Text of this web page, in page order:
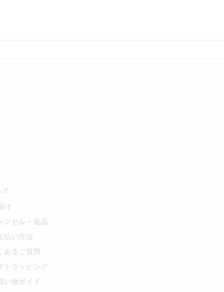
プ
け
ンセル・返品
払い方法
あるご質問
トラッピング
い物ガイド